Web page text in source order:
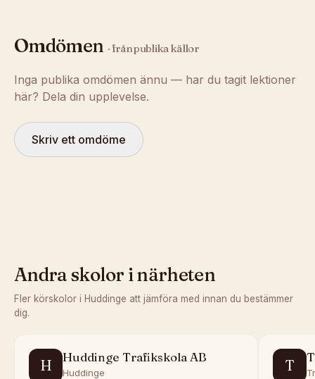
Omdömen · från publika källor
Inga publika omdömen ännu — har du tagit lektioner
här? Dela din upplevelse.
Skriv ett omdöme
Andra skolor i närheten
Fler körskolor i Huddinge att jämföra med innan du bestämmer
dig.
H Huddinge Trafikskola AB
Huddinge T